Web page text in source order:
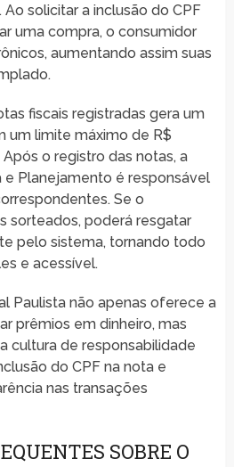
solicitar a inclusão do CPF
uma compra, o consumidor
aumentando assim suas
fiscais registradas gera um
um limite máximo de R$
o registro das notas, a
e Planejamento é responsável
Se o
sorteados, poderá resgatar
pelo sistema, tornando todo
e acessível.
Paulista não apenas oferece a
prêmios em dinheiro, mas
cultura de responsabilidade
do CPF na nota e
nas transações
SOBRE O